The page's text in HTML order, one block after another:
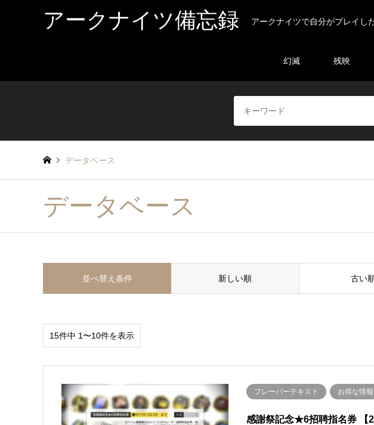
アークナイツ備忘録 アークナイツで自分がプレイし
幻滅 残映
データベース
データベース
並べ替え条件 新しい順 古い
15件中 1〜10件を表示
フレーバーテキスト お得な情報
感謝祭記念★6招聘指名券 【